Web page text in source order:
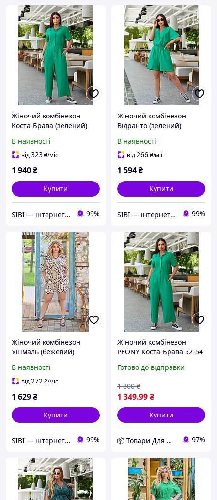
Жіночий комбінезон
Коста-Брава (зелений)
В наявності
від323₴/міс
1 940₴
Купити
SIBI — інтернет-магазин товарів для дому: текстиль, одяг для всієї родини 99%
Жіночий комбінезон
Відранто (зелений)
В наявності
від266₴/міс
1 594₴
Купити
SIBI — інтернет-магазин товарів для дому: текстиль, одяг для всієї родини 99%
Жіночий комбінезон
Ушмаль (бежевий)
В наявності
від272₴/міс
1 629₴
Купити
SIBI — інтернет-магазин товарів для дому: текстиль, одяг для всієї родини 99%
Жіночий комбінезон
PEONY Коста-Брава 52-54
D12-2026
Готово до відправки
1 349.99₴
1 800 ₴
Купити
📦 Товари Для Дому 97%